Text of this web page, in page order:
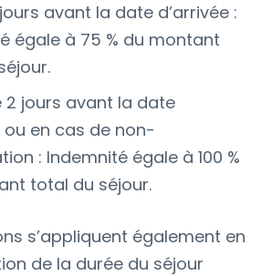
avant la date d’arrivée :
égale à 75 % du montant
2 jours avant la date
ou en cas de non-
: Indemnité égale à 100 %
total du séjour.
s’appliquent également en
de la durée du séjour